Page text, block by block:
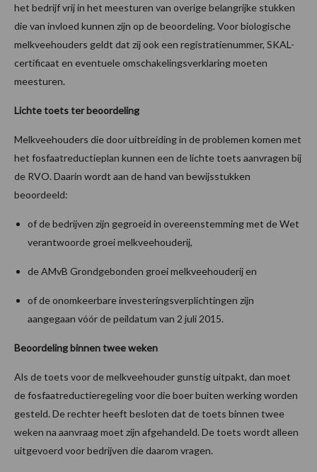
het bedrijf vrij in het meesturen van overige belangrijke stukken
die van invloed kunnen zijn op de beoordeling. Voor biologische
melkveehouders geldt dat zij ook een registratienummer, SKAL-
certificaat en eventuele omschakelingsverklaring moeten
meesturen.
Lichte toets ter beoordeling
Melkveehouders die door uitbreiding in de problemen komen met
het fosfaatreductieplan kunnen een de lichte toets aanvragen bij
de RVO. Daarin wordt aan de hand van bewijsstukken
beoordeeld:
of de bedrijven zijn gegroeid in overeenstemming met de Wet
verantwoorde groei melkveehouderij,
de AMvB Grondgebonden groei melkveehouderij en
of de onomkeerbare investeringsverplichtingen zijn
aangegaan vóór de peildatum van 2 juli 2015.
Beoordeling binnen twee weken
Als de toets voor de melkveehouder gunstig uitpakt, dan moet
de fosfaatreductieregeling voor die boer buiten werking worden
gesteld. De rechter heeft besloten dat de toets binnen twee
weken na aanvraag moet zijn afgehandeld. De toets wordt alleen
uitgevoerd voor bedrijven die daarom vragen.